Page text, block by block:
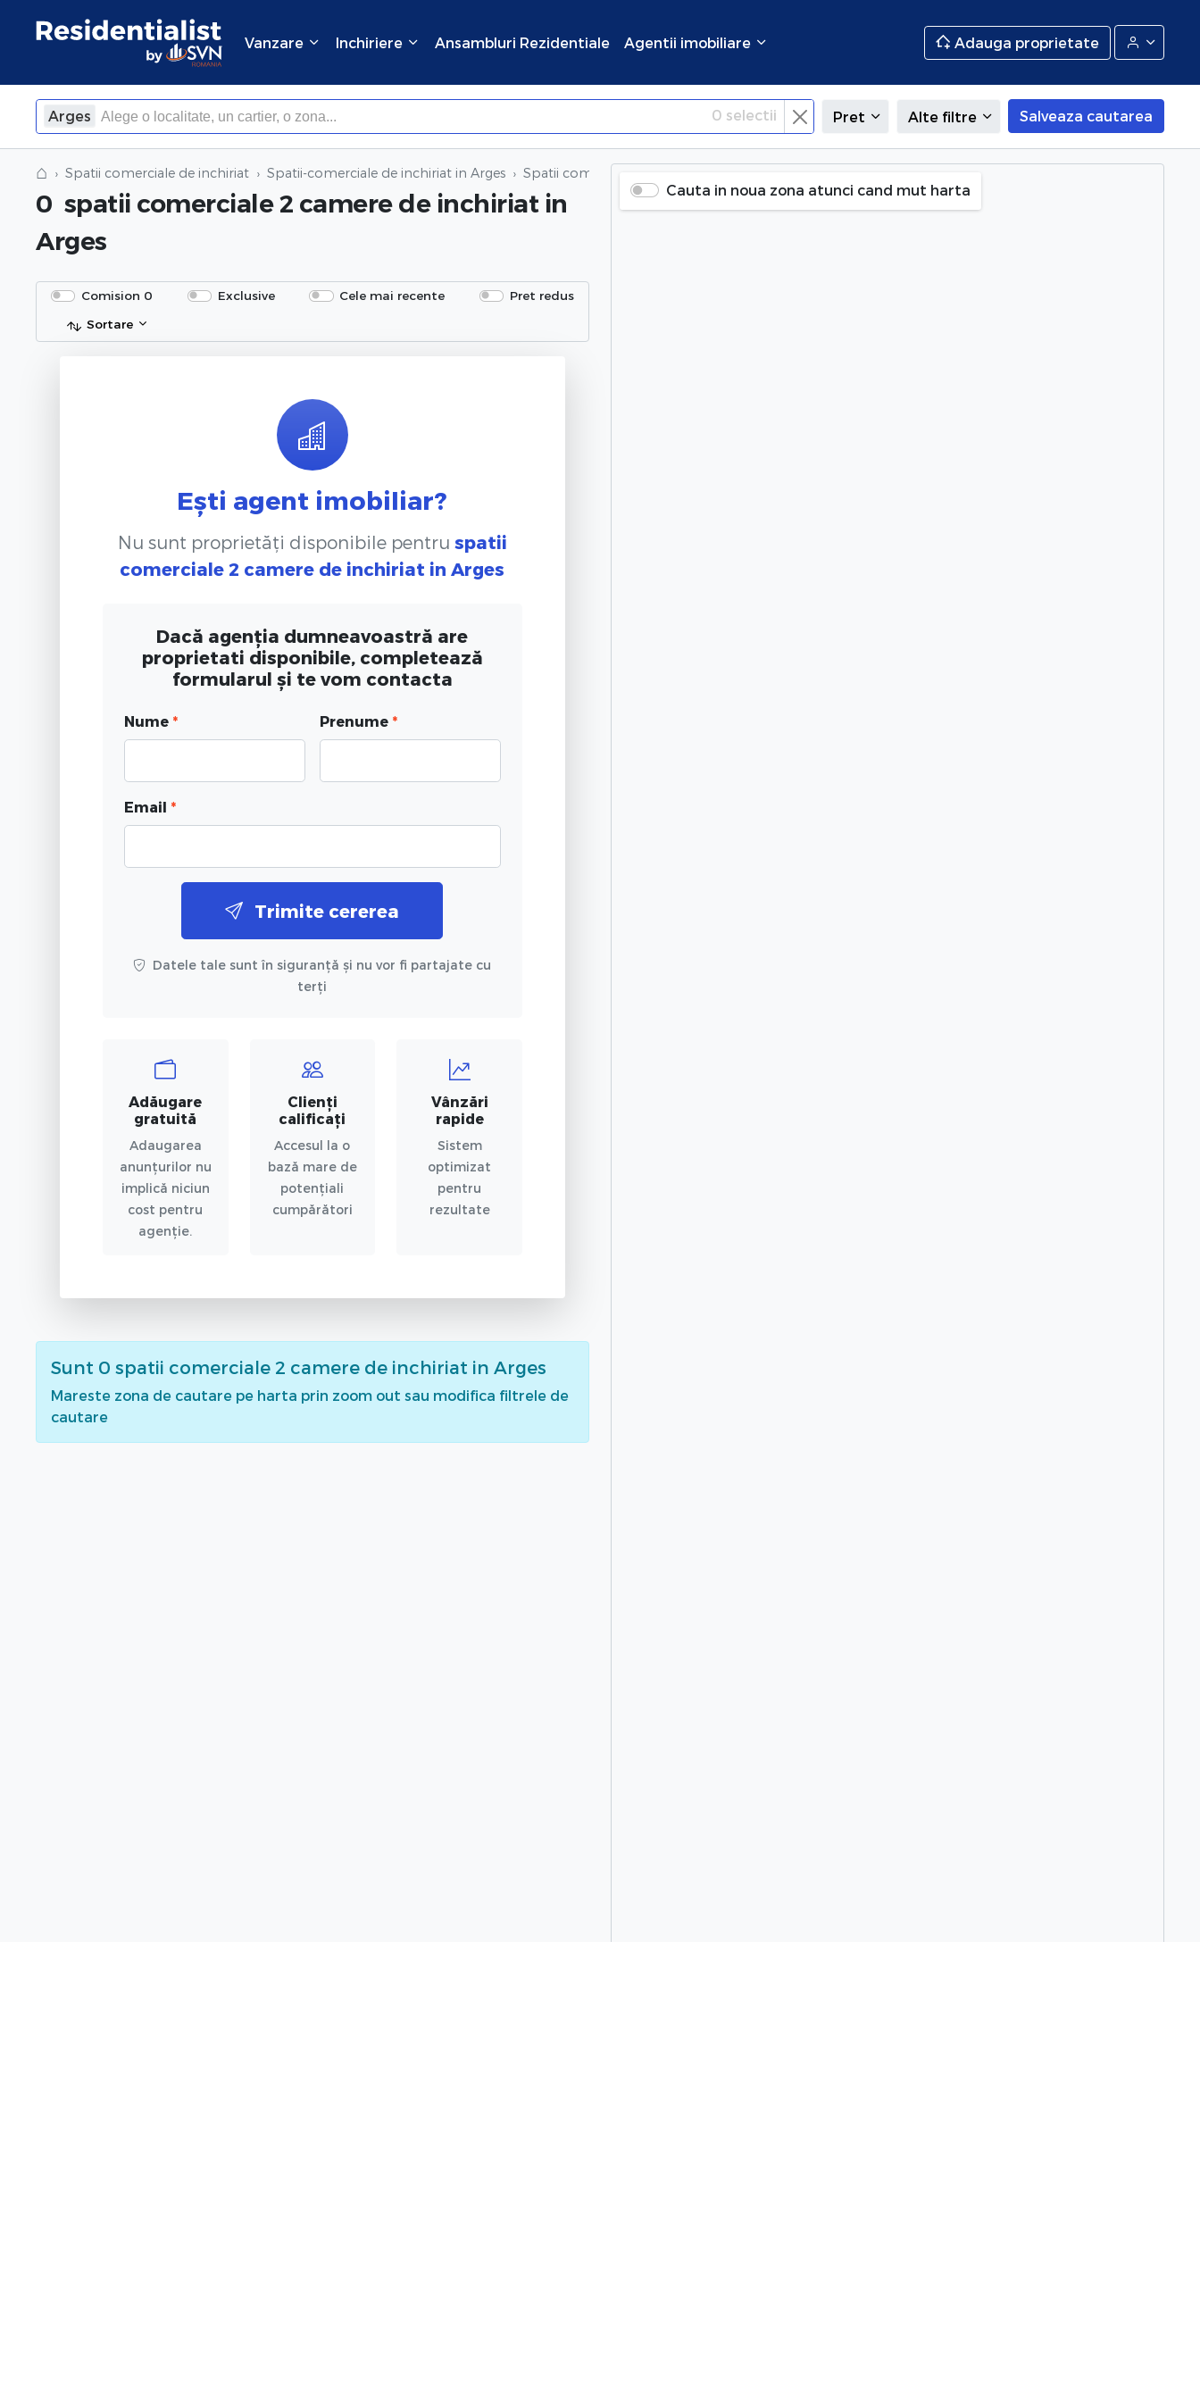
Vanzare Inchiriere Ansambluri Rezidentiale Agentii imobiliare Adauga proprietate
Arges
×Inchide
0 selectii Pret Alte filtre Salveaza cautarea
⌂ Spatii comerciale de inchiriat Spatii-comerciale de inchiriat in Arges Spatii comerciale 2 camere de inchiriat
0 spatii comerciale 2 camere de inchiriat in
Arges
Comision 0 Exclusive Cele mai recente
Pret redus
Sortare
Ești agent imobiliar?
Nu sunt proprietăți disponibile pentru spatii
comerciale 2 camere de inchiriat in Arges
Dacă agenția dumneavoastră are
proprietati disponibile, completează
formularul și te vom contacta
Nume * Prenume *
Email *
Trimite cererea
Datele tale sunt în siguranță și nu vor fi partajate cu
terți
Adăugare
gratuită
Adaugarea
anunțurilor nu
implică niciun
cost pentru
agenție.
Clienți
calificați
Accesul la o
bază mare de
potențiali
cumpărători
Vânzări
rapide
Sistem
optimizat
pentru
rezultate
Sunt 0 spatii comerciale 2 camere de inchiriat in Arges
Mareste zona de cautare pe harta prin zoom out sau modifica filtrele de
cautare
Cauta in noua zona atunci cand mut harta